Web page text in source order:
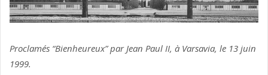
Proclamés “Bienheureux” par Jean Paul II, à Varsavia, le 13 juin
1999.